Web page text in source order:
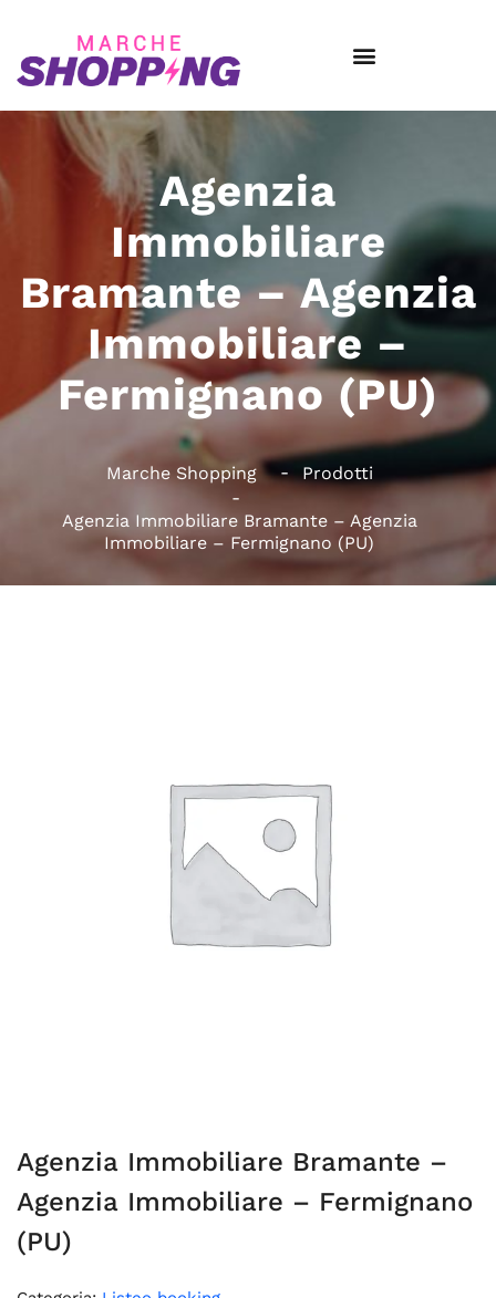
Agenzia
Immobiliare
Bramante – Agenzia
Immobiliare –
Fermignano (PU)
Marche Shopping Prodotti
Agenzia Immobiliare Bramante – Agenzia
Immobiliare – Fermignano (PU)
Agenzia Immobiliare Bramante –
Agenzia Immobiliare – Fermignano
(PU)